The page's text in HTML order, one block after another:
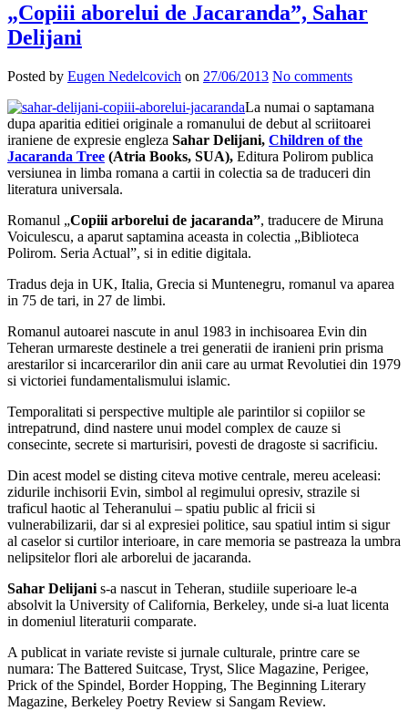
„Copiii aborelui de Jacaranda”, Sahar
Delijani
Posted by Eugen Nedelcovich on 27/06/2013 No comments
La numai o saptamana
dupa aparitia editiei originale a romanului de debut al scriitoarei
iraniene de expresie engleza Sahar Delijani, Children of the
Jacaranda Tree (Atria Books, SUA), Editura Polirom publica
versiunea in limba romana a cartii in colectia sa de traduceri din
literatura universala.
Romanul „Copiii arborelui de jacaranda”, traducere de Miruna
Voiculescu, a aparut saptamina aceasta in colectia „Biblioteca
Polirom. Seria Actual”, si in editie digitala.
Tradus deja in UK, Italia, Grecia si Muntenegru, romanul va aparea
in 75 de tari, in 27 de limbi.
Romanul autoarei nascute in anul 1983 in inchisoarea Evin din
Teheran urmareste destinele a trei generatii de iranieni prin prisma
arestarilor si incarcerarilor din anii care au urmat Revolutiei din 1979
si victoriei fundamentalismului islamic.
Temporalitati si perspective multiple ale parintilor si copiilor se
intrepatrund, dind nastere unui model complex de cauze si
consecinte, secrete si marturisiri, povesti de dragoste si sacrificiu.
Din acest model se disting citeva motive centrale, mereu aceleasi:
zidurile inchisorii Evin, simbol al regimului opresiv, strazile si
traficul haotic al Teheranului – spatiu public al fricii si
vulnerabilizarii, dar si al expresiei politice, sau spatiul intim si sigur
al caselor si curtilor interioare, in care memoria se pastreaza la umbra
nelipsitelor flori ale arborelui de jacaranda.
Sahar Delijani s-a nascut in Teheran, studiile superioare le-a
absolvit la University of California, Berkeley, unde si-a luat licenta
in domeniul literaturii comparate.
A publicat in variate reviste si jurnale culturale, printre care se
numara: The Battered Suitcase, Tryst, Slice Magazine, Perigee,
Prick of the Spindel, Border Hopping, The Beginning Literary
Magazine, Berkeley Poetry Review si Sangam Review.